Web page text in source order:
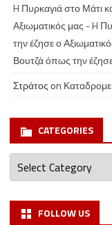
H Πυρκαγιά στο Μάτι
Αξιωματικός μας - H
την έζησε ο
Βουτζά όπως την
Στράτοςon
CATEGORIES
Categories
FOLLOW US